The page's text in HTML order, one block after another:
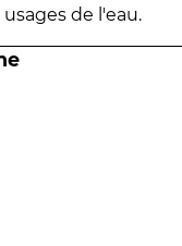
de l'eau.